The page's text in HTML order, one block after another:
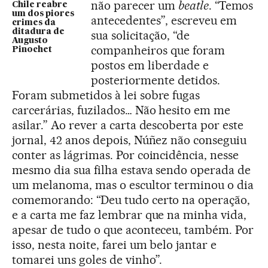
Chile reabre
um dos piores
crimes da
ditadura de
Augusto
Pinochet
não parecer um beatle. “Temos
antecedentes”, escreveu em
sua solicitação, “de
companheiros que foram
postos em liberdade e
posteriormente detidos.
Foram submetidos à lei sobre fugas
carcerárias, fuzilados… Não hesito em me
asilar.” Ao rever a carta descoberta por este
jornal, 42 anos depois, Núñez não conseguiu
conter as lágrimas. Por coincidência, nesse
mesmo dia sua filha estava sendo operada de
um melanoma, mas o escultor terminou o dia
comemorando: “Deu tudo certo na operação,
e a carta me faz lembrar que na minha vida,
apesar de tudo o que aconteceu, também. Por
isso, nesta noite, farei um belo jantar e
tomarei uns goles de vinho”.